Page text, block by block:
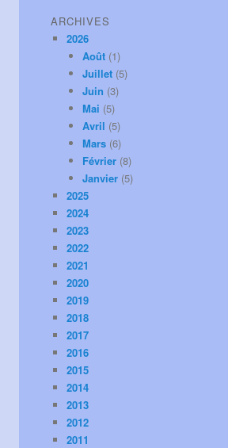
ARCHIVES
2026
Août (1)
Juillet (5)
Juin (3)
Mai (5)
Avril (5)
Mars (6)
Février (8)
Janvier (5)
2025
2024
2023
2022
2021
2020
2019
2018
2017
2016
2015
2014
2013
2012
2011